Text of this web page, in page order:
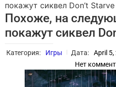
покажут сиквел Don’t Starve
Похоже, на
покажут сиквел
Категория: Игры Дата: April 5,
Нет